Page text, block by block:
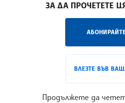
ЗА ДА ПРОЧЕТЕТЕ
ВЛЕЗТЕ ВЪВ
Продължете да